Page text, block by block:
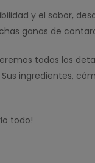
y el sabor,
ganas de
todos los
ingredientes,
todo!